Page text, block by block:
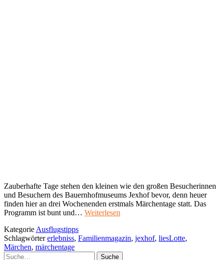
Zauberhafte Tage stehen den kleinen wie den großen Besucherinnen
und Besuchern des Bauernhofmuseums Jexhof bevor, denn heuer
finden hier an drei Wochenenden erstmals Märchentage statt. Das
Programm ist bunt und… Weiterlesen
Kategorie Ausflugstipps
Schlagwörtererlebniss, Familienmagazin, jexhof, liesLotte,
Märchen, märchentage
Suche